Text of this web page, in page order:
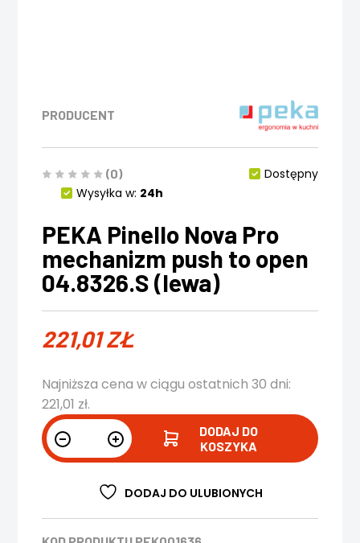
PRODUCENT
(0)
Dostępny
Wysyłka w: 24h
PEKA Pinello Nova Pro
mechanizm push to open
04.8326.S (lewa)
221,01ZŁ
Najniższa cena w ciągu ostatnich 30 dni:
221,01 zł.
DODAJ DO
KOSZYKA
DODAJ DO ULUBIONYCH